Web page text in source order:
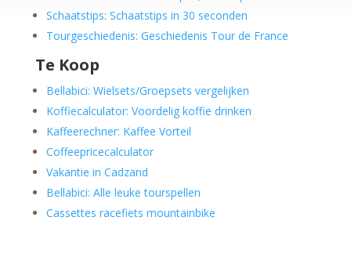
Schaatstips: Schaatstips in 30 seconden
Tourgeschiedenis: Geschiedenis Tour de France
Te Koop
Bellabici: Wielsets/Groepsets vergelijken
Koffiecalculator: Voordelig koffie drinken
Kaffeerechner: Kaffee Vorteil
Coffeepricecalculator
Vakantie in Cadzand
Bellabici: Alle leuke tourspellen
Cassettes racefiets mountainbike